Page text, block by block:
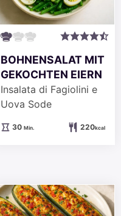
BOHNENSALAT MIT
GEKOCHTEN EIERN
Insalata di Fagiolini e
Uova Sode
30Minuten
Min. 220kcal